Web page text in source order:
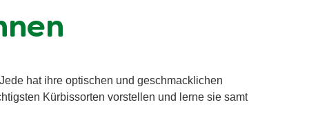
hat ihre optischen und geschmacklichen
Kürbissorten vorstellen und lerne sie samt